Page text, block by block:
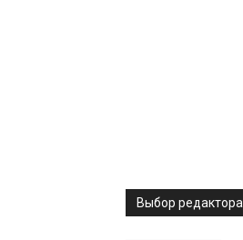
Выбор редактора